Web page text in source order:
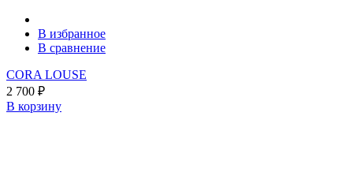
В избранное
В сравнение
CORA LOUSE
2 700 ₽
В корзину